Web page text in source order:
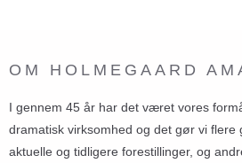
OM HOLMEGAARD
I gennem 45 år har det været vores
dramatisk virksomhed og det gør vi
aktuelle og tidligere forestillinger, og